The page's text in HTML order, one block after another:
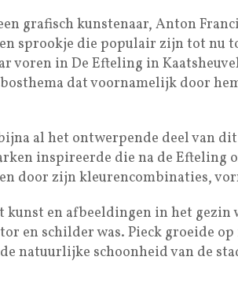
grafisch kunstenaar, Anton
sprookje die populair zijn tot nu
voren in De Efteling in
dat voornamelijk door
al het ontwerpende deel van
inspireerde die na de Efteling
door zijn kleurencombinaties,
en afbeeldingen in het gezin
en schilder was. Pieck groeide
natuurlijke schoonheid van de